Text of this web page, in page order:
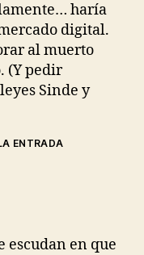
haría
digital.
al muerto
(Y pedir
Sinde y
ENTRADA
escudan en que